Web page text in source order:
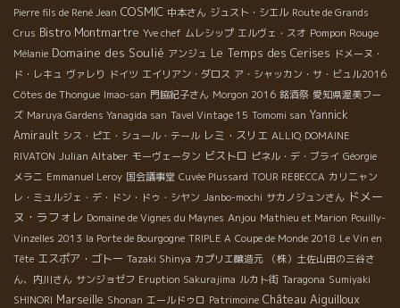
Pierre fils de René Jean COSMIC 中本さん ジュスト・シエル Route de Grands
Crus Bistro Montmartre Yve chef ムレシップ エルヴェ・スオ Pompon Rouge
Mélanie Domaine des Soulié アンジュ Le Temps des Cerises ドメーヌ・
ド・レキュ ヴァレり ドイツ エイリアン・ダロス ア・シャッカン・サ・ビュル2016
Côtes de Thongue Imao-san 門脇紀子さん Morgon 2016 銘酒祭 愛知県渥美フー
ズ Maruya Gardens Yanagida san Tavel Vintage 15 Tomomi san Yannick
Amirault シス・ピエ・シュール・テール レミ・スリエ ALLIQ DOMAINE
RIVATON Julian Altaber モーヴェータン ビストロ ピネル・デ・ブライ Géorgie
メラニ Emmanuel Leroy 国会議事堂 Cuvée Plussard TOUR REBECCA カリニャン
レ・ミュルジェ・デ・ドン・ドゥ・シヤン Janbo-mochi サカノジュンさん ドメー
ヌ・ラフォレ Domaine de Vignes du Maynes Anjou Mathieu et Marion Pouilly-
Vinzelles 2013 la Porte de Bourgogne TRIPLE A Coupe de Monde 2018 Le Vin en
Tête エスポア・ゴトー Tazaki Shinya カプリエ醸造元
（株）土佐山田の三谷さ
ん、内川さん サンジョゼフ Eruption Sakurajima ルカト街 Taragona Sumiyaki
SHINORI Marseille Shonan エールドゥロ Patrimoine Château Aiguilloux